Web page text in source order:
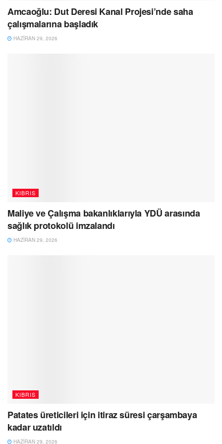
Amcaoğlu: Dut Deresi Kanal Projesi’nde saha
çalışmalarına başladık
HAZIRAN 29, 2026
KIBRIS
Maliye ve Çalışma bakanlıklarıyla YDÜ arasında
sağlık protokolü imzalandı
HAZIRAN 29, 2026
KIBRIS
Patates üreticileri için itiraz süresi çarşambaya
kadar uzatıldı
HAZIRAN 29, 2026